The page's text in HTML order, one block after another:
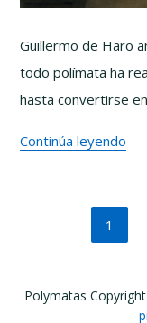
Guillermo de Haro
todo polímata ha
hasta convertirse
Continúa leyendo
Página
1
Polymatas